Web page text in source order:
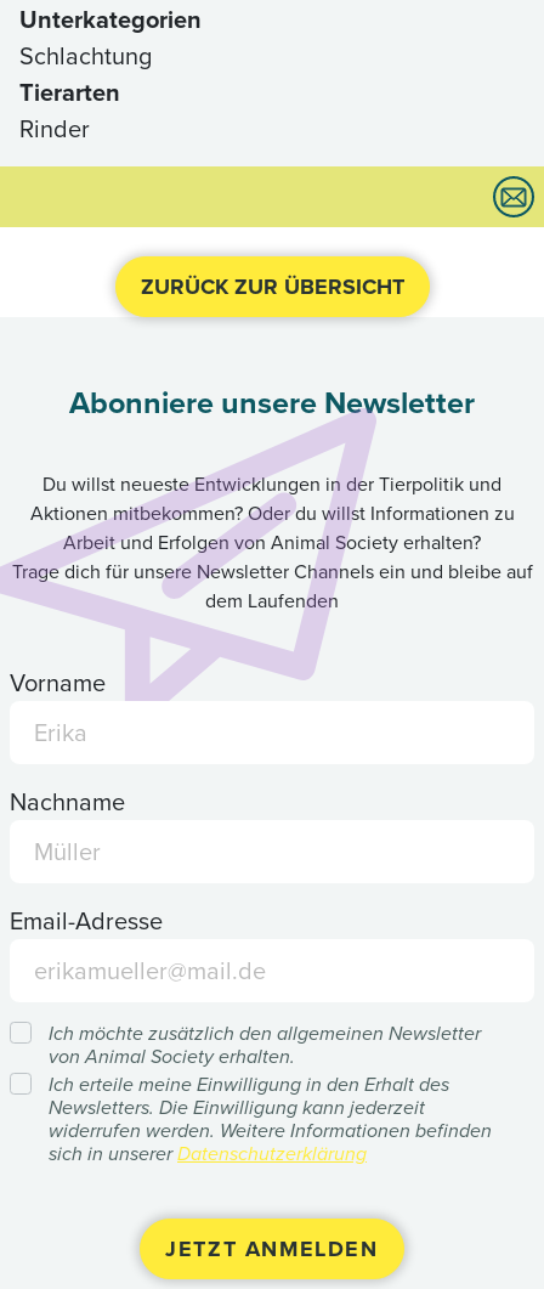
Unterkategorien
Schlachtung
Tierarten
Rinder
ZURÜCK ZUR ÜBERSICHT
Abonniere unsere Newsletter
Du willst neueste Entwicklungen in der Tierpolitik und
Aktionen mitbekommen? Oder du willst Informationen zu
Arbeit und Erfolgen von Animal Society erhalten?
Trage dich für unsere Newsletter Channels ein und bleibe auf
dem Laufenden
Vorname
Nachname
Email-Adresse
Ich möchte zusätzlich den allgemeinen Newsletter
von Animal Society erhalten.
Ich erteile meine Einwilligung in den Erhalt des
Newsletters. Die Einwilligung kann jederzeit
widerrufen werden. Weitere Informationen befinden
sich in unsererDatenschutzerklärung